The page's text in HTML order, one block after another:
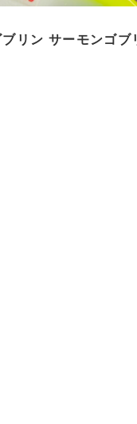
ブリン サーモンゴブ